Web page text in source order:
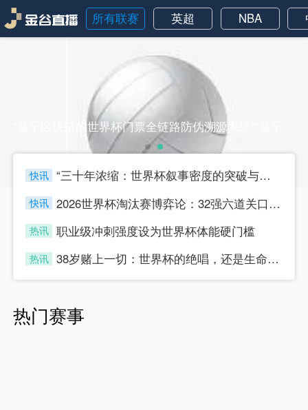
所有联赛 英超 NBA
快讯
“三十年浓缩：世界杯叙事密度的突破与节奏迭代”
快讯
2026世界杯淘汰赛博弈论：32强六道关口的战术嬗变与晋级路径推演
热讯 职业级冲刺强度设为世界杯体能硬门槛
热讯
38岁赌上一切：世界杯的绝唱，还是生命的最后冲刺？
热门赛事